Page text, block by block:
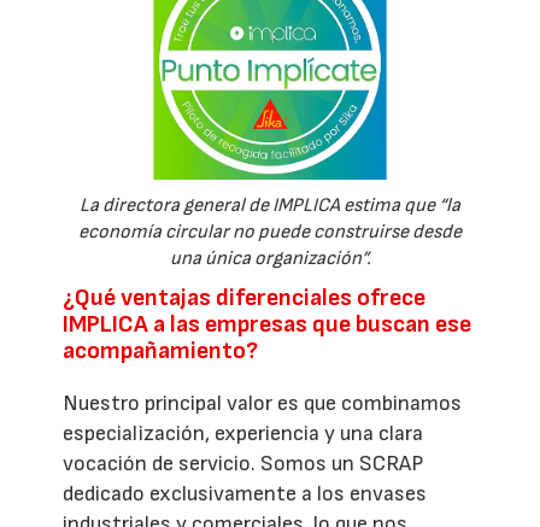
La directora general de IMPLICA estima que “la
economía circular no puede construirse desde
una única organización”.
¿Qué ventajas diferenciales ofrece
IMPLICA a las empresas que buscan ese
acompañamiento?
Nuestro principal valor es que combinamos
especialización, experiencia y una clara
vocación de servicio. Somos un SCRAP
dedicado exclusivamente a los envases